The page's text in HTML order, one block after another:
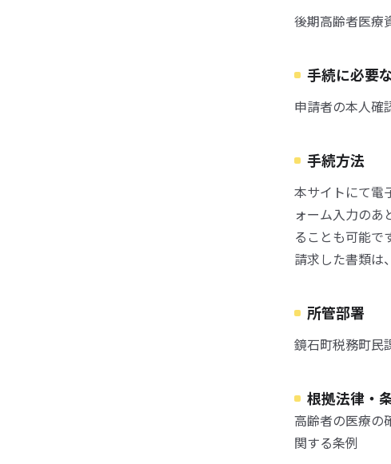
後期高齢者医療
手続に必要
申請者の本人確
手続方法
本サイトにて電
ォーム入力のあ
ることも可能で
請求した書類は
所管部署
鏡石町税務町民
根拠法律・
高齢者の医療の
関する条例